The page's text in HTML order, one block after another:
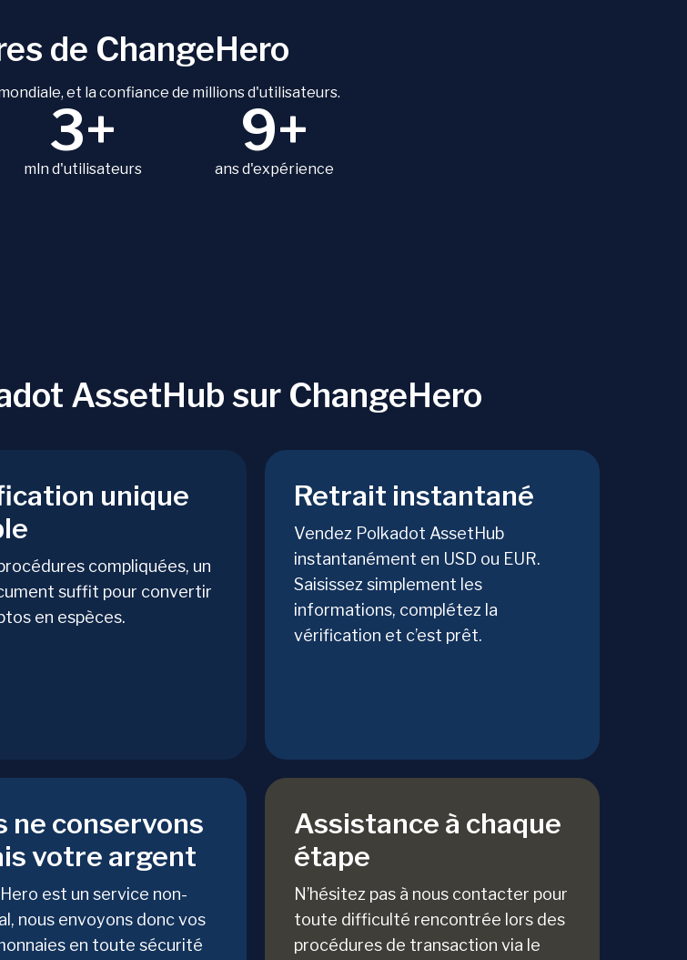
de ChangeHero
et la confiance de millions d'utilisateurs.
3+
mln d'utilisateurs
9+
ans d'expérience
AssetHub sur ChangeHero
unique
compliquées, un
suffit pour convertir
en espèces.
Retrait instantané
Vendez Polkadot AssetHub
instantanément en USD ou EUR.
Saisissez simplement les
informations, complétez la
vérification et c’est prêt.
ne conservons
votre argent
est un service non-
nous envoyons donc vos
en toute sécurité
Assistance à chaque
étape
N’hésitez pas à nous contacter pour
toute difficulté rencontrée lors des
procédures de transaction via le